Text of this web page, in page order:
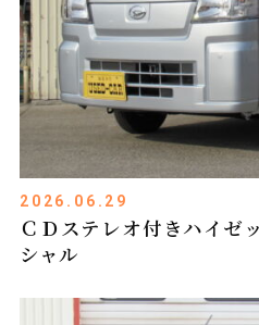
2026.06.29
ＣＤステレオ付きハイゼ
シャル